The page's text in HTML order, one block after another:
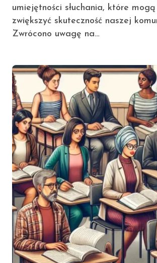
umiejętności słuchania, które
zwiększyć skuteczność naszej
Zwrócono uwagę na…